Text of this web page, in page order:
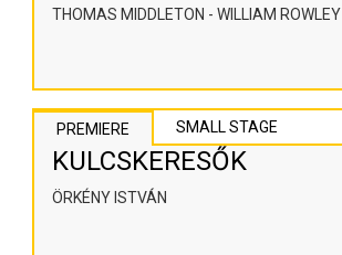
THOMAS MIDDLETON - WILLIAM ROWLEY
PREMIERE SMALL STAGE
KULCSKERESŐK
ÖRKÉNY ISTVÁN